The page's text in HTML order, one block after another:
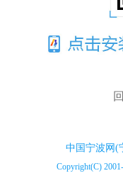
中国宁波网(
Copyright(C)